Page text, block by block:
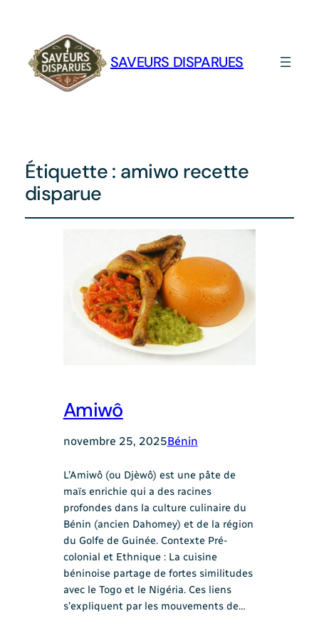
SAVEURS DISPARUES
Étiquette : amiwo recette
disparue
Amiwô
novembre 25, 2025Bénin
L’Amiwô (ou Djèwô) est une pâte de
maïs enrichie qui a des racines
profondes dans la culture culinaire du
Bénin (ancien Dahomey) et de la région
du Golfe de Guinée. Contexte Pré-
colonial et Ethnique : La cuisine
béninoise partage de fortes similitudes
avec le Togo et le Nigéria. Ces liens
s’expliquent par les mouvements de…